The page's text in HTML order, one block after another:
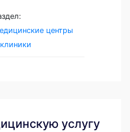
центры
услугу